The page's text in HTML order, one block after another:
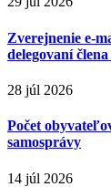
Zverejnenie e-
delegovaní
28 júl 2026
Počet
samosprávy
14 júl 2026